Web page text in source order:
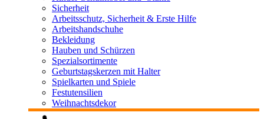
Sicherheit
Arbeitsschutz, Sicherheit & Erste Hilfe
Arbeitshandschuhe
Bekleidung
Hauben und Schürzen
Spezialsortimente
Geburtstagskerzen mit Halter
Spielkarten und Spiele
Festutensilien
Weihnachtsdekor